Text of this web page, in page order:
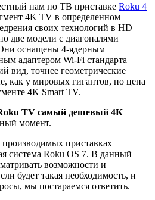
нам по ТВ приставке Roku 4
4K TV в определенном
своих технологий в HD
две модели с диагоналями
оснащены 4-ядерным
адаптером Wi-Fi стандарта
вид, точнее геометрические
как у мировых гигантов, но цена
4K Smart TV.
TV самый дешевый 4K
момент.
производимых приставках
система Roku OS 7. В данный
возможности и
будет такая необходимость, и
мы постараемся ответить.